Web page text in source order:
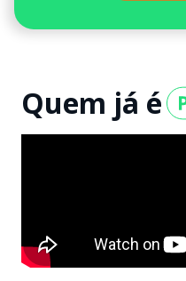
Quem já é